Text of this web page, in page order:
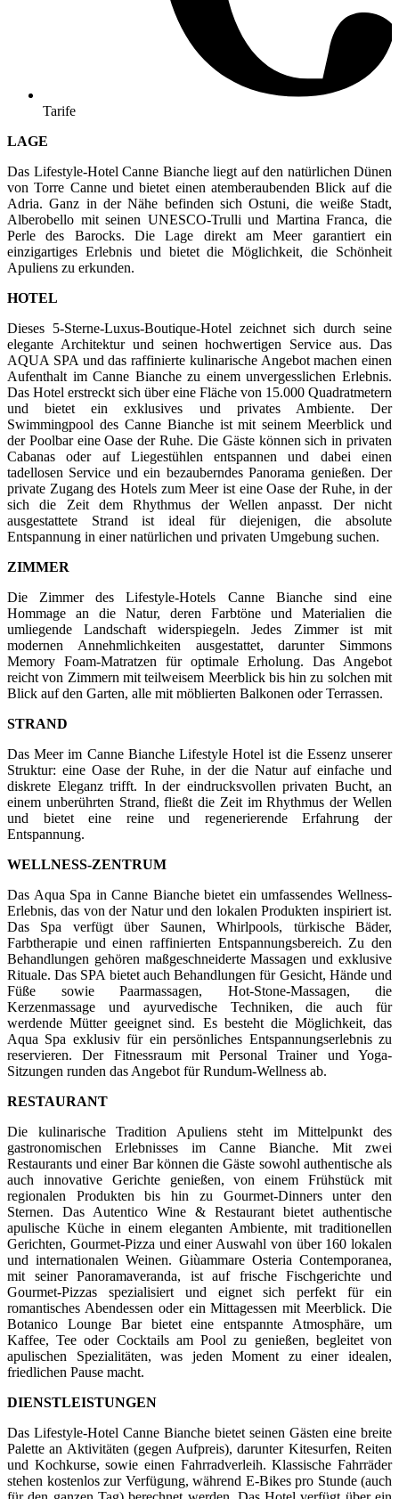
Tarife
LAGE
Das Lifestyle-Hotel Canne Bianche liegt auf den natürlichen Dünen
von Torre Canne und bietet einen atemberaubenden Blick auf die
Adria. Ganz in der Nähe befinden sich Ostuni, die weiße Stadt,
Alberobello mit seinen UNESCO-Trulli und Martina Franca, die
Perle des Barocks. Die Lage direkt am Meer garantiert ein
einzigartiges Erlebnis und bietet die Möglichkeit, die Schönheit
Apuliens zu erkunden.
HOTEL
Dieses 5-Sterne-Luxus-Boutique-Hotel zeichnet sich durch seine
elegante Architektur und seinen hochwertigen Service aus. Das
AQUA SPA und das raffinierte kulinarische Angebot machen einen
Aufenthalt im Canne Bianche zu einem unvergesslichen Erlebnis.
Das Hotel erstreckt sich über eine Fläche von 15.000 Quadratmetern
und bietet ein exklusives und privates Ambiente. Der
Swimmingpool des Canne Bianche ist mit seinem Meerblick und
der Poolbar eine Oase der Ruhe. Die Gäste können sich in privaten
Cabanas oder auf Liegestühlen entspannen und dabei einen
tadellosen Service und ein bezauberndes Panorama genießen. Der
private Zugang des Hotels zum Meer ist eine Oase der Ruhe, in der
sich die Zeit dem Rhythmus der Wellen anpasst. Der nicht
ausgestattete Strand ist ideal für diejenigen, die absolute
Entspannung in einer natürlichen und privaten Umgebung suchen.
ZIMMER
Die Zimmer des Lifestyle-Hotels Canne Bianche sind eine
Hommage an die Natur, deren Farbtöne und Materialien die
umliegende Landschaft widerspiegeln. Jedes Zimmer ist mit
modernen Annehmlichkeiten ausgestattet, darunter Simmons
Memory Foam-Matratzen für optimale Erholung. Das Angebot
reicht von Zimmern mit teilweisem Meerblick bis hin zu solchen mit
Blick auf den Garten, alle mit möblierten Balkonen oder Terrassen.
STRAND
Das Meer im Canne Bianche Lifestyle Hotel ist die Essenz unserer
Struktur: eine Oase der Ruhe, in der die Natur auf einfache und
diskrete Eleganz trifft. In der eindrucksvollen privaten Bucht, an
einem unberührten Strand, fließt die Zeit im Rhythmus der Wellen
und bietet eine reine und regenerierende Erfahrung der
Entspannung.
WELLNESS-ZENTRUM
Das Aqua Spa in Canne Bianche bietet ein umfassendes Wellness-
Erlebnis, das von der Natur und den lokalen Produkten inspiriert ist.
Das Spa verfügt über Saunen, Whirlpools, türkische Bäder,
Farbtherapie und einen raffinierten Entspannungsbereich. Zu den
Behandlungen gehören maßgeschneiderte Massagen und exklusive
Rituale. Das SPA bietet auch Behandlungen für Gesicht, Hände und
Füße sowie Paarmassagen, Hot-Stone-Massagen, die
Kerzenmassage und ayurvedische Techniken, die auch für
werdende Mütter geeignet sind. Es besteht die Möglichkeit, das
Aqua Spa exklusiv für ein persönliches Entspannungserlebnis zu
reservieren. Der Fitnessraum mit Personal Trainer und Yoga-
Sitzungen runden das Angebot für Rundum-Wellness ab.
RESTAURANT
Die kulinarische Tradition Apuliens steht im Mittelpunkt des
gastronomischen Erlebnisses im Canne Bianche. Mit zwei
Restaurants und einer Bar können die Gäste sowohl authentische als
auch innovative Gerichte genießen, von einem Frühstück mit
regionalen Produkten bis hin zu Gourmet-Dinners unter den
Sternen. Das Autentico Wine & Restaurant bietet authentische
apulische Küche in einem eleganten Ambiente, mit traditionellen
Gerichten, Gourmet-Pizza und einer Auswahl von über 160 lokalen
und internationalen Weinen. Giùammare Osteria Contemporanea,
mit seiner Panoramaveranda, ist auf frische Fischgerichte und
Gourmet-Pizzas spezialisiert und eignet sich perfekt für ein
romantisches Abendessen oder ein Mittagessen mit Meerblick. Die
Botanico Lounge Bar bietet eine entspannte Atmosphäre, um
Kaffee, Tee oder Cocktails am Pool zu genießen, begleitet von
apulischen Spezialitäten, was jeden Moment zu einer idealen,
friedlichen Pause macht.
DIENSTLEISTUNGEN
Das Lifestyle-Hotel Canne Bianche bietet seinen Gästen eine breite
Palette an Aktivitäten (gegen Aufpreis), darunter Kitesurfen, Reiten
und Kochkurse, sowie einen Fahrradverleih. Klassische Fahrräder
stehen kostenlos zur Verfügung, während E-Bikes pro Stunde (auch